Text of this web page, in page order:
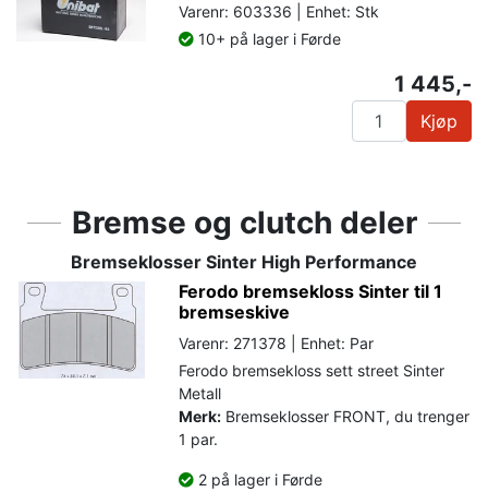
Varenr: 603336 | Enhet: Stk
10+ på lager i Førde
1 445,-
Kjøp
Bremse og clutch deler
Bremseklosser Sinter High Performance
Ferodo bremsekloss Sinter til 1
bremseskive
Varenr: 271378 | Enhet: Par
Ferodo bremsekloss sett street Sinter
Metall
Merk: Bremseklosser FRONT, du trenger
1 par.
2 på lager i Førde